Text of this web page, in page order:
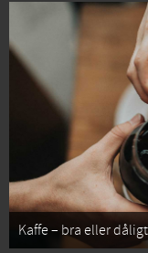
Kaffe – bra eller